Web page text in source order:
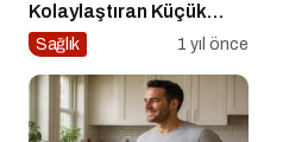
Kolaylaştıran Küçük
Sırlar
Sağlık 1 yıl önce